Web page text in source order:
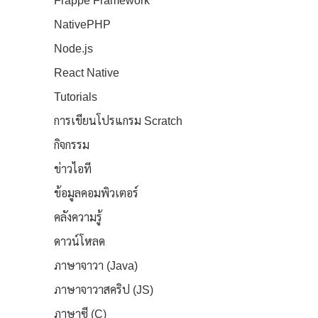
NativePHP
Node.js
React Native
Tutorials
การเขียนโปรแกรม Scratch
กิจกรรม
ข่าวไอที
ข้อมูลคอมพิวเตอร์
คลังความรู้
ดาวน์โหลด
ภาษาจาวา (Java)
ภาษาจาวาสคริป (JS)
ภาษาซี (C)